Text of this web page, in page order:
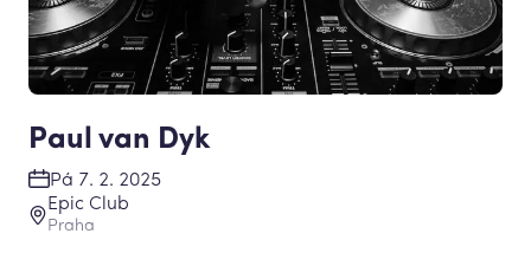
Paul van Dyk
Pá 7. 2. 2025
Epic Club
Praha